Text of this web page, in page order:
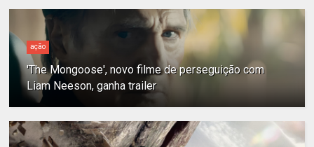
ação
'The Mongoose', novo filme de perseguição com
Liam Neeson, ganha trailer